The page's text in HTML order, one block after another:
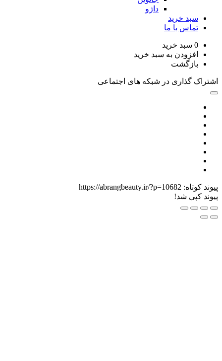
خرید
با ما
سبد خرید
به سبد خرید
در شبکه های اجتماعی
https://abrangbeauty.ir/?p=10682
شد!